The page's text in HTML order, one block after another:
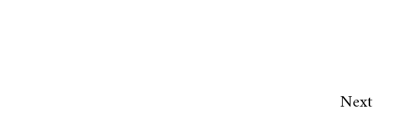
Next